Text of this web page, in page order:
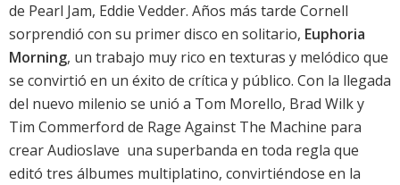
de Pearl Jam, Eddie Vedder. Años más tarde Cornell
sorprendió con su primer disco en solitario, Euphoria
Morning, un trabajo muy rico en texturas y melódico que
se convirtió en un éxito de crítica y público. Con la llegada
del nuevo milenio se unió a Tom Morello, Brad Wilk y
Tim Commerford de Rage Against The Machine para
crear Audioslave  una superbanda en toda regla que
editó tres álbumes multiplatino, convirtiéndose en la